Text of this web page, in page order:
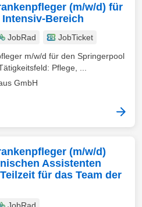
(m/w/d) für
Bereich
JobRad
JobTicket
m/w/d für den Springerpool
Pflege, ...
GmbH
(m/w/d)
Assistenten
für das Team der